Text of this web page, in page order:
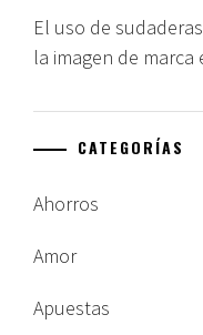
El uso de
la imagen de
CATEGORÍAS
Ahorros
Amor
Apuestas